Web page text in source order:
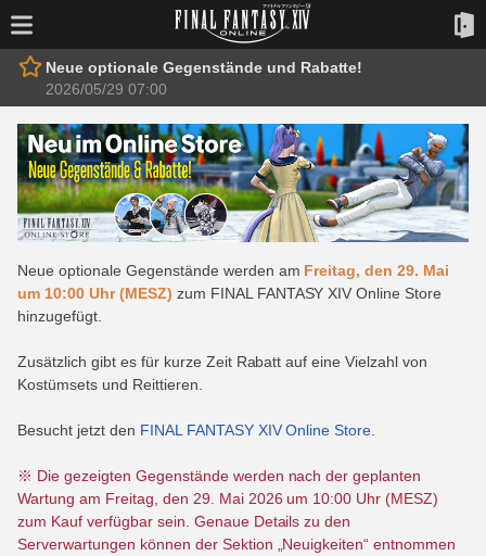
Neue optionale Gegenstände und Rabatte!
2026/05/29 07:00
Neue optionale Gegenstände werden am Freitag, den 29. Mai
um 10:00 Uhr (MESZ) zum FINAL FANTASY XIV Online Store
hinzugefügt.
Zusätzlich gibt es für kurze Zeit Rabatt auf eine Vielzahl von
Kostümsets und Reittieren.
Besucht jetzt den FINAL FANTASY XIV Online Store
※ Die gezeigten Gegenstände werden nach der geplanten
Wartung am Freitag, den 29. Mai 2026 um 10:00 Uhr (MESZ)
zum Kauf verfügbar sein. Genaue Details zu den
Serverwartungen können der Sektion „Neuigkeiten“ entnommen